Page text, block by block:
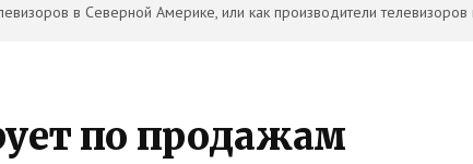
в Северной Америке, или как производители
по продажам